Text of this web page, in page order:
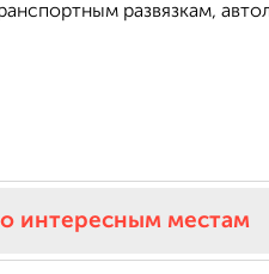
развязкам,
интересным местам